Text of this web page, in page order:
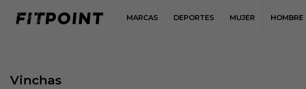
MARCAS DEPORTES MUJER HOMBRE
Vinchas